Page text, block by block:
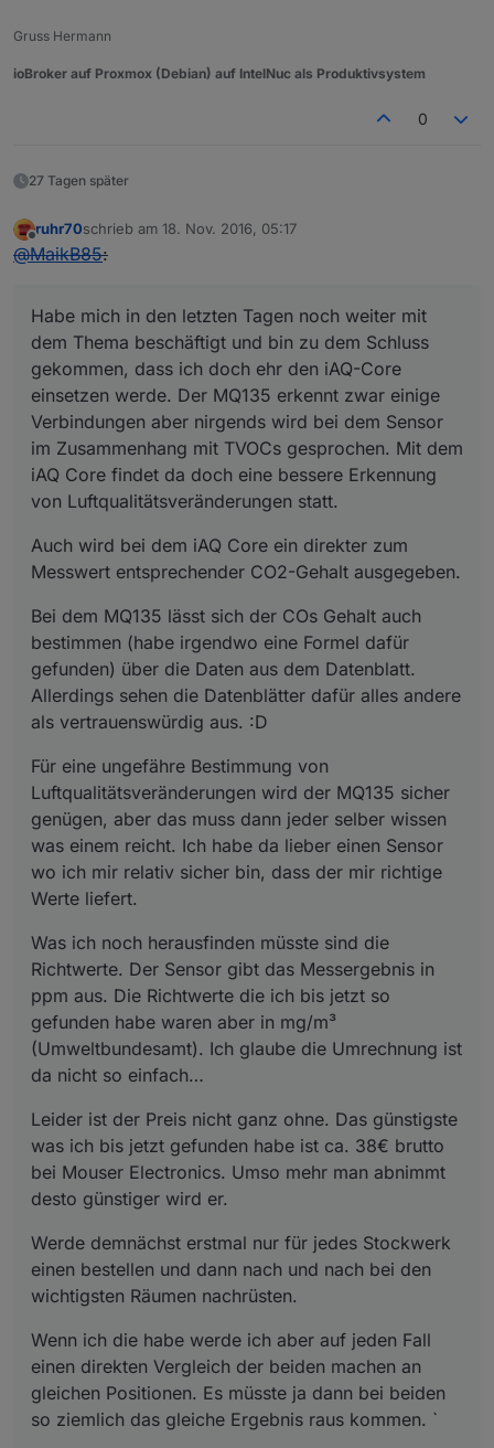
Gruss Hermann
ioBroker auf Proxmox (Debian) auf IntelNuc als Produktivsystem
0
27 Tagen später
Offline
ruhr70schrieb am 18. Nov. 2016, 05:17
zuletzt editiert von
@MaikB85:
Habe mich in den letzten Tagen noch weiter mit
dem Thema beschäftigt und bin zu dem Schluss
gekommen, dass ich doch ehr den iAQ-Core
einsetzen werde. Der MQ135 erkennt zwar einige
Verbindungen aber nirgends wird bei dem Sensor
im Zusammenhang mit TVOCs gesprochen. Mit dem
iAQ Core findet da doch eine bessere Erkennung
von Luftqualitätsveränderungen statt.
Auch wird bei dem iAQ Core ein direkter zum
Messwert entsprechender CO2-Gehalt ausgegeben.
Bei dem MQ135 lässt sich der COs Gehalt auch
bestimmen (habe irgendwo eine Formel dafür
gefunden) über die Daten aus dem Datenblatt.
Allerdings sehen die Datenblätter dafür alles andere
als vertrauenswürdig aus. :D
Für eine ungefähre Bestimmung von
Luftqualitätsveränderungen wird der MQ135 sicher
genügen, aber das muss dann jeder selber wissen
was einem reicht. Ich habe da lieber einen Sensor
wo ich mir relativ sicher bin, dass der mir richtige
Werte liefert.
Was ich noch herausfinden müsste sind die
Richtwerte. Der Sensor gibt das Messergebnis in
ppm aus. Die Richtwerte die ich bis jetzt so
gefunden habe waren aber in mg/m³
(Umweltbundesamt). Ich glaube die Umrechnung ist
da nicht so einfach…
Leider ist der Preis nicht ganz ohne. Das günstigste
was ich bis jetzt gefunden habe ist ca. 38€ brutto
bei Mouser Electronics. Umso mehr man abnimmt
desto günstiger wird er.
Werde demnächst erstmal nur für jedes Stockwerk
einen bestellen und dann nach und nach bei den
wichtigsten Räumen nachrüsten.
Wenn ich die habe werde ich aber auf jeden Fall
einen direkten Vergleich der beiden machen an
gleichen Positionen. Es müsste ja dann bei beiden
so ziemlich das gleiche Ergebnis raus kommen. `